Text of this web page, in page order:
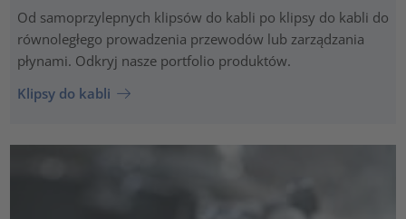
Od samoprzylepnych klipsów do kabli po klipsy do kabli do
równoległego prowadzenia przewodów lub zarządzania
płynami. Odkryj nasze portfolio produktów.
Klipsy do kabli